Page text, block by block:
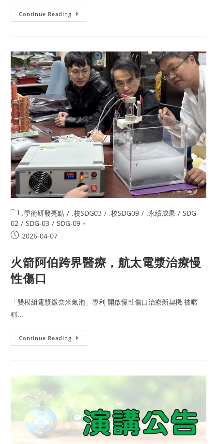
Continue Reading
.學術研發亮點 / .校SDG03 / .校SDG09 / .永續成果 / SDG-
02 / SDG-03 / SDG-09
2026-04-07
火箭阿伯跨界醫療，航太電漿治療慢
性傷口
「雙模組電漿微奈米氣泡」專利 開啟慢性傷口治療新契機 被暱
稱...
Continue Reading